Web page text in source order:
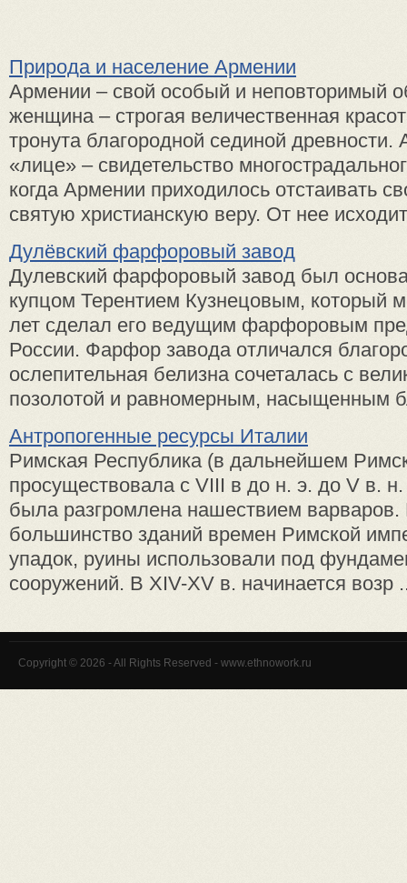
Природа и население Армении
Армении – свой особый и неповторимый
женщина – строгая величественная
тронута благородной сединой
«лице» – свидетельство
когда Армении приходилось отстаивать
святую христианскую веру. От нее
Дулёвский фарфоровый завод
Дулевский фарфоровый завод был
купцом Терентием Кузнецовым, который
лет сделал его ведущим фарфоровым
России. Фарфор завода отличался
ослепительная белизна сочеталась с
позолотой и равномерным, насыщенным
Антропогенные ресурсы Италии
Римская Республика (в дальнейшем
просуществовала с VIII в до н. э. до V в. н.
была разгромлена нашествием варваров.
большинство зданий времен Римской
упадок, руины использовали под
сооружений. В XIV-XV в. начинается возр
Copyright © 2026 - All Rights Reserved - www.ethnowork.ru